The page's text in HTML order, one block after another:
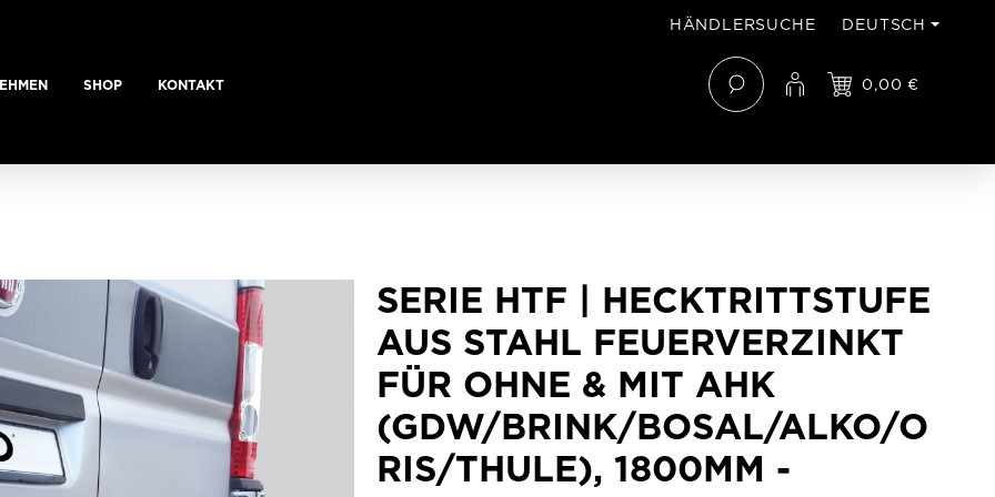
HÄNDLERSUCHE DEUTSCH
SHOP KONTAKT 0,00 €
SERIE HTF | HECKTRITTSTUFE
AUS STAHL FEUERVERZINKT
FÜR OHNE & MIT AHK
(GDW/BRINK/BOSAL/ALKO/O
RIS/THULE), 1800MM -